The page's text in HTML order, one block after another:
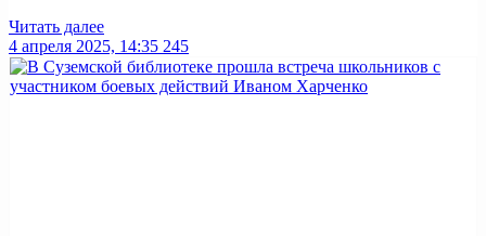
Читать далее
4 апреля 2025, 14:35 245